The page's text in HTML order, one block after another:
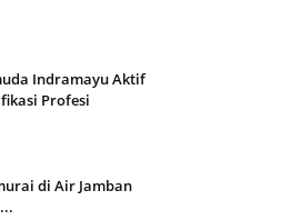
Indramayu Aktif
Profesi
di Air Jamban